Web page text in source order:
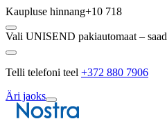
Kaupluse hinnang+10 718
Vali UNISEND pakiautomaat –
Telli telefoni teel +372 880 7906
Äri jaoks